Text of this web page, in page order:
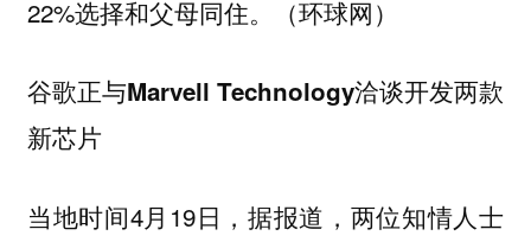
22%选择和父母同住。（环球网）
谷歌正与Marvell Technology洽谈开发两款
新芯片
当地时间4月19日，据报道，两位知情人士